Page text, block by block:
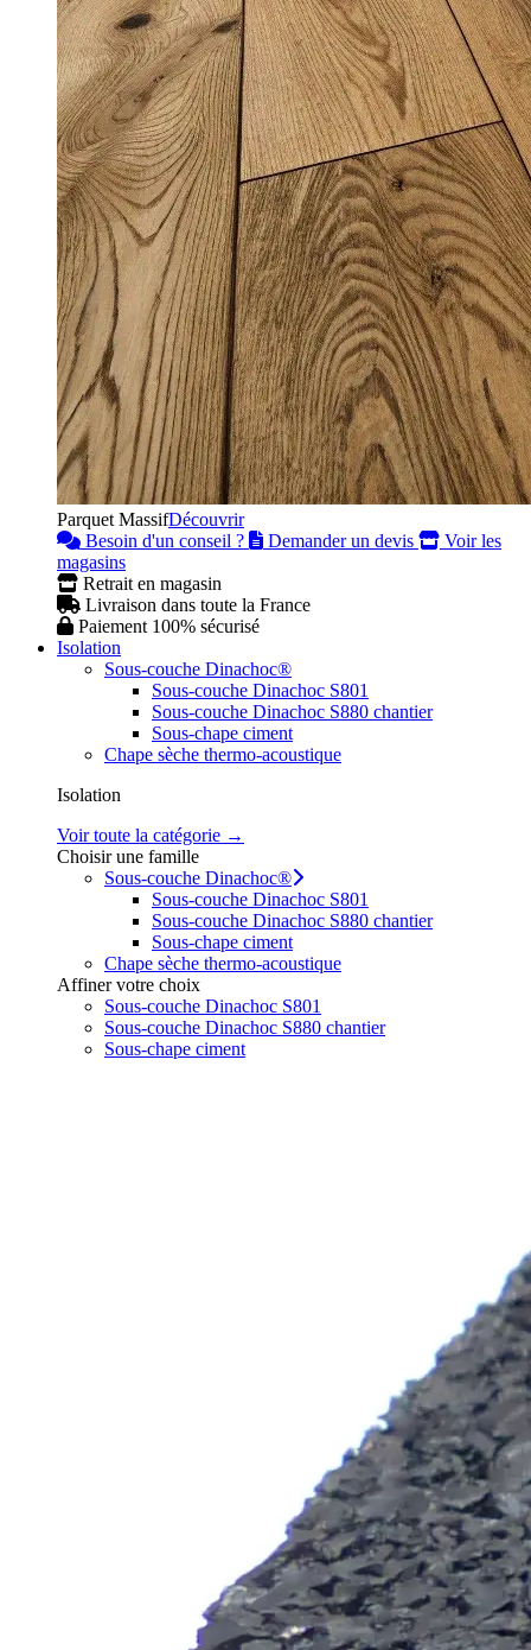
Parquet MassifDécouvrir
Besoin d'un conseil ?
Demander un devis
Voir les
magasins
Retrait en magasin
Livraison dans toute la France
Paiement 100% sécurisé
Isolation
Sous-couche Dinachoc®
Sous-couche Dinachoc S801
Sous-couche Dinachoc S880 chantier
Sous-chape ciment
Chape sèche thermo-acoustique
Isolation
Voir toute la catégorie →
Choisir une famille
Sous-couche Dinachoc®
Sous-couche Dinachoc S801
Sous-couche Dinachoc S880 chantier
Sous-chape ciment
Chape sèche thermo-acoustique
Affiner votre choix
Sous-couche Dinachoc S801
Sous-couche Dinachoc S880 chantier
Sous-chape ciment